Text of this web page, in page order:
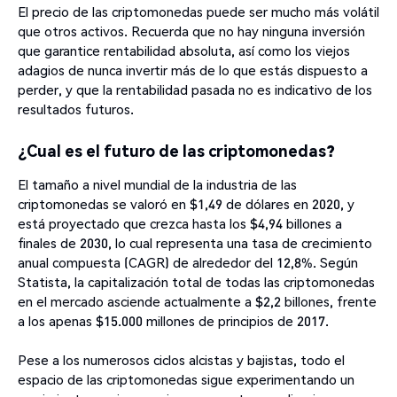
El precio de las criptomonedas puede ser mucho más volátil
que otros activos. Recuerda que no hay ninguna inversión
que garantice rentabilidad absoluta, así como los viejos
adagios de nunca invertir más de lo que estás dispuesto a
perder, y que la rentabilidad pasada no es indicativo de los
resultados futuros.
¿Cual es el futuro de las criptomonedas?
El tamaño a nivel mundial de la industria de las
criptomonedas se valoró en $1,49 de dólares en 2020, y
está proyectado que crezca hasta los $4,94 billones a
finales de 2030, lo cual representa una tasa de crecimiento
anual compuesta (CAGR) de alrededor del 12,8%. Según
Statista, la capitalización total de todas las criptomonedas
en el mercado asciende actualmente a $2,2 billones, frente
a los apenas $15.000 millones de principios de 2017.
Pese a los numerosos ciclos alcistas y bajistas, todo el
espacio de las criptomonedas sigue experimentando un